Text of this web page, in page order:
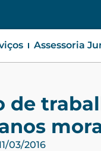
Assessoria
de
03/2016